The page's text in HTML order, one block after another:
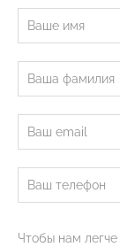
Чтобы нам